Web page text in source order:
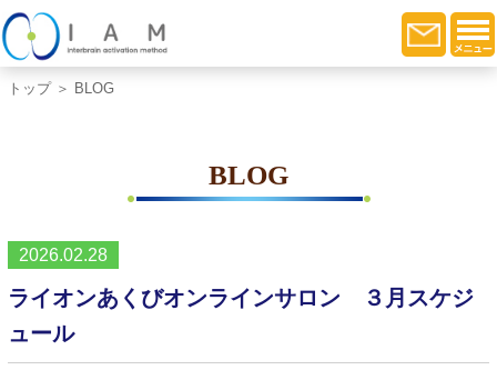
トップ＞ BLOG
BLOG
2026.02.28
ライオンあくびオンラインサロン ３月スケジ
ュール